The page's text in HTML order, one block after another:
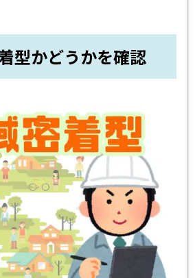
型かどうかを確認